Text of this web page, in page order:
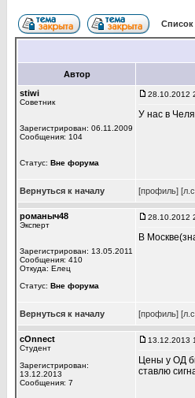
Автор
stiwi
Советник
Зарегистрирован: 06.11.2009
Сообщения: 104
Статус: Вне форума
28.10.2012
У нас в
Вернуться к началу [профиль]
романыч48
Эксперт
Зарегистрирован: 13.05.2011
Сообщения: 410
Откуда: Елец
Статус: Вне форума
28.10.2012
В
Вернуться к началу [профиль]
cOnnect
Студент
Зарегистрирован:
13.12.2013
Сообщения: 7
13.12.2013
Цены у ОД
ставлю